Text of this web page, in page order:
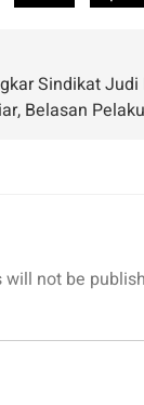
Sindikat Judi
Belasan
will not be